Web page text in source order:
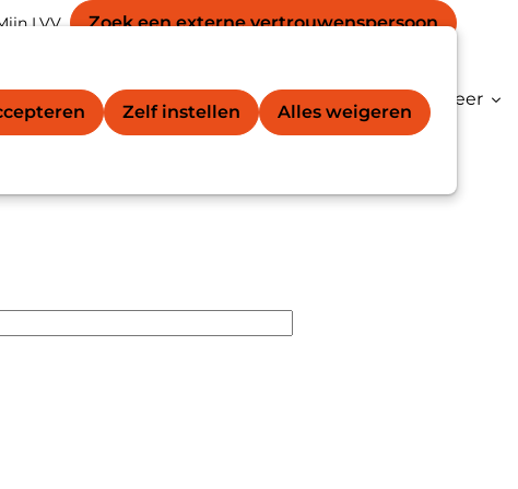
Zelf instellen Alles weigeren
Kenniscentrum Meer
LVV
Secondary
Zoek een externe vertrouwens­persoon